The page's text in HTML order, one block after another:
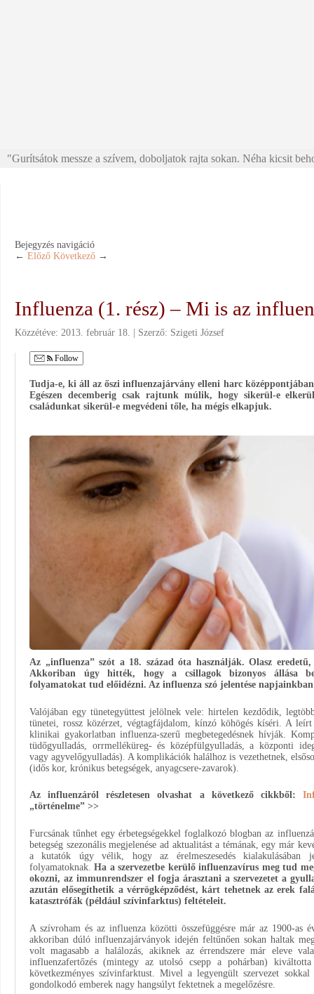
"Gurítsátok messze a szívem, doboljatok rajta sokan. Néha kicsit
Bejegyzés navigáció
← Előző Következő →
Influenza (1. rész) – Mi is az
Közzétéve: 2013. február 18. Szerző: Szigeti József
Follow
Tudja-e, ki áll az őszi influenzajárvány elleni harc
Egészen decemberig csak rajtunk múlik, hogy sikerül-e
családunkat sikerül-e megvédeni tőle, ha mégis elkapjuk.
Az „influenza” szót a 18. század óta használják. Olasz eredetű,
Akkoriban úgy hitték, hogy a csillagok bizonyos állása
folyamatokat tud előidézni. Az influenza szó jelentése
Valójában egy tünetegyüttest jelölnek vele: hirtelen kezdődik,
tünetei, rossz közérzet, végtagfájdalom, kínzó köhögés kíséri. A leírt
klinikai gyakorlatban influenza-szerű megbetegedésnek hívják.
tüdőgyulladás, orrmelléküreg- és középfülgyulladás, a központi
vagy agyvelőgyulladás). A komplikációk halálhoz is vezethetnek,
(idős kor, krónikus betegségek, anyagcsere-zavarok).
Az influenzáról részletesen olvashat a következő cikkből:
„történelme” >>
Furcsának tűnhet egy érbetegségekkel foglalkozó blogban az
betegség szezonális megjelenése ad aktualitást a témának, egy már
a kutatók úgy vélik, hogy az érelmeszesedés kialakulásában
folyamatoknak.Ha a szervezetbe kerülő influenzavírus meg tud
okozni, az immunrendszer el fogja árasztani a szervezetet a
azután elősegíthetik a vérrögképződést, kárt tehetnek az erek
katasztrófák (például szívinfarktus) feltételeit.
A szívroham és az influenza közötti összefüggésre már az 1900-as
akkoriban dúló influenzajárványok idején feltűnően sokan haltak
volt magasabb a halálozás, akiknek az érrendszere már eleve
influenzafertőzés (mintegy az utolsó csepp a pohárban)
következményes szívinfarktust. Mivel a legyengült szervezet
gondolkodó emberek nagy hangsúlyt fektetnek a megelőzésre.